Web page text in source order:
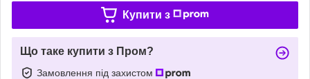
Купити з
Що таке купити з Пром?
Замовлення під захистом